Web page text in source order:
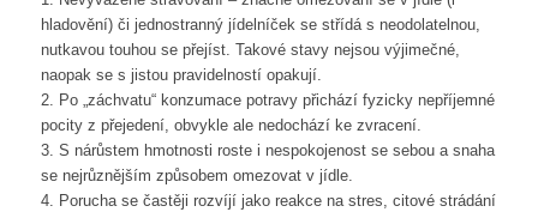
hladovění) či jednostranný jídelníček se střídá s neodolatelnou,
nutkavou touhou se přejíst. Takové stavy nejsou výjimečné,
naopak se s jistou pravidelností opakují.
2. Po „záchvatu“ konzumace potravy přichází fyzicky nepříjemné
pocity z přejedení, obvykle ale nedochází ke zvracení.
3. S nárůstem hmotnosti roste i nespokojenost se sebou a snaha
se nejrůznějším způsobem omezovat v jídle.
4. Porucha se častěji rozvíjí jako reakce na stres, citové strádání